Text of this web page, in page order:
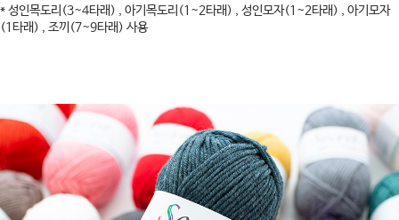
* 성인목도리(3~4타래) , 아기목도리(1~2타래) , 성인모자(1~2타래) , 아기모자
(1타래) , 조끼(7~9타래) 사용